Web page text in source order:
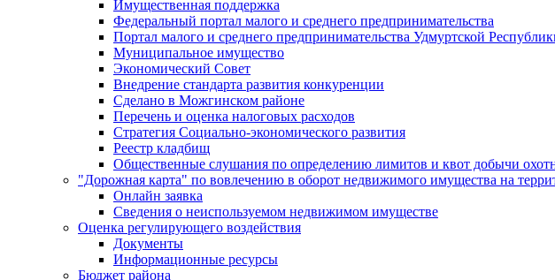
Имущественная поддержка
Федеральный портал малого и среднего предпринимательства
Портал малого и среднего предпринимательства Удмуртской
Муниципальное имущество
Экономический Совет
Внедрение стандарта развития конкуренции
Сделано в Можгинском районе
Перечень и оценка налоговых расходов
Стратегия Социально-экономического развития
Реестр кладбищ
Общественные слушания по определению лимитов и квот добычи
"Дорожная карта" по вовлечению в оборот недвижимого имущества на
Онлайн заявка
Сведения о неиспользуемом недвижимом имуществе
Оценка регулирующего воздействия
Документы
Информационные ресурсы
Бюджет района